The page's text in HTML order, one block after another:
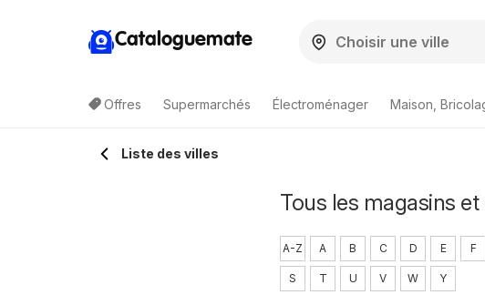
Cataloguemate
Offres Supermarchés Électroménager Maison,
Liste des villes
Tous les magasins
A-Z A B C D E F
S T U V W Y